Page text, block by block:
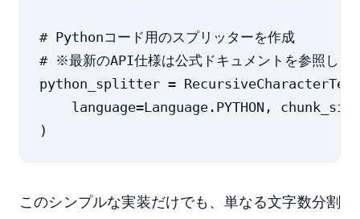
# Pythonコード用のスプリッターを作成
# ※最新のAPI仕様は公式ドキュメントを参照して
python_splitter =
language=Language.PYTHON,
このシンプルな実装だけでも、単なる文字数分割